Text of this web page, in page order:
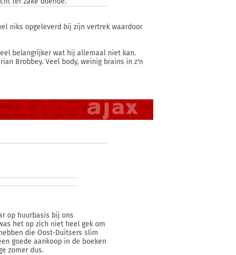
niks opgeleverd bij zijn vertrek waardoor
belangrijker wat hij allemaal niet kan.
Brobbey. Veel body, weinig brains in z'n
op huurbasis bij ons
het op zich niet heel gek om
die Oost-Duitsers slim
goede aankoop in de boeken
zomer dus.